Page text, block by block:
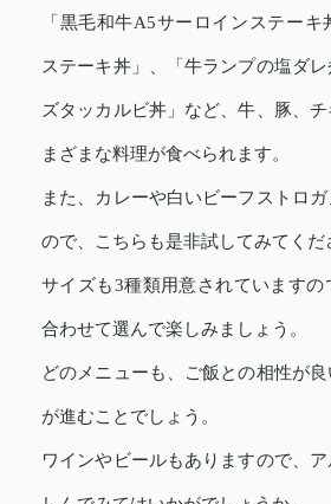
「黒毛和牛A5サーロインステー
ステーキ丼」、「牛ランプの塩ダ
ズタッカルビ丼」など、牛、豚、
まざまな料理が食べられます。
また、カレーや白いビーフストロ
ので、こちらも是非試してみてくだ
サイズも3種類用意されていますの
合わせて選んで楽しみましょう。
どのメニューも、ご飯との相性が
が進むことでしょう。
ワインやビールもありますので、